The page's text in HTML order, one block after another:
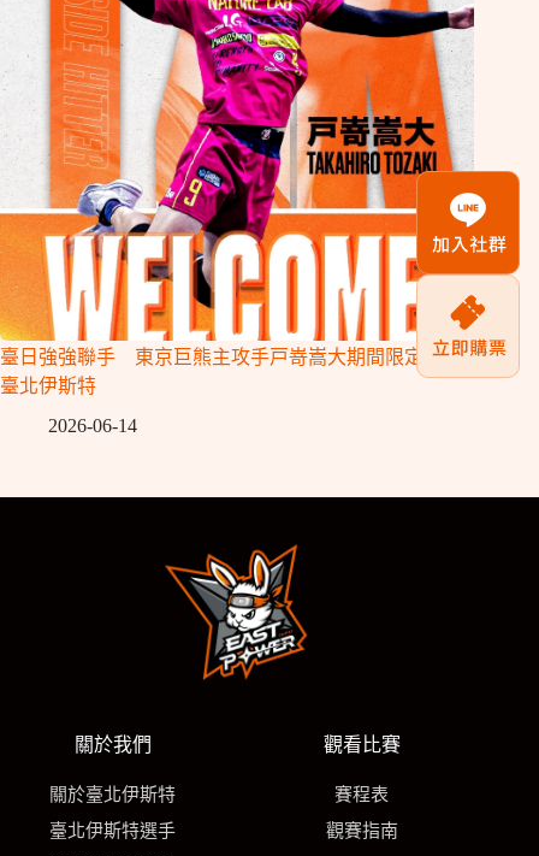
臺日強強聯手 東京巨熊主攻手戸嵜嵩大期間限定加盟
臺北伊斯特
2026-06-14
關於我們
關於臺北伊斯特
臺北伊斯特選手
觀看比賽
賽程表
觀賽指南